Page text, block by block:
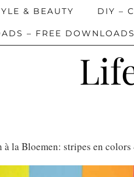
& BEAUTY DIY –
– FREE DOWNLOADS
à la Bloemen: stripes en